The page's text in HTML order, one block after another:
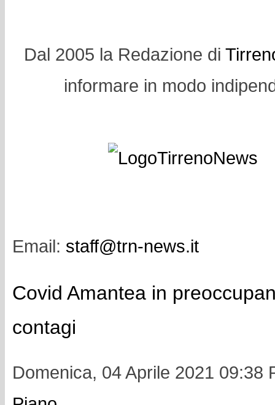
Dal 2005 la Redazione di
informare in modo
Email: staff@trn-news.it
Covid Amantea in
contagi
Domenica, 04 Aprile 2021 09:38